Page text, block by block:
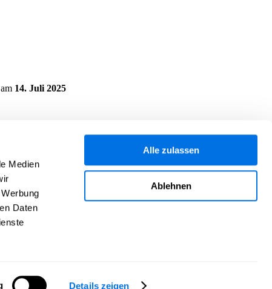
Medien
Daten
Details zeigen
Alle zulassen
Ablehnen
am 14. Juli 2025